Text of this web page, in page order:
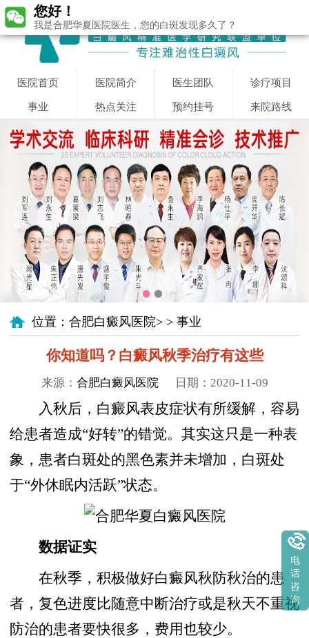
医院首页 医院简介 医生团队 诊疗项目
事业 热点关注 预约挂号 来院路线
位置：合肥白癜风医院> >事业
你知道吗？白癜风秋季治疗有这些
来源： 合肥白癜风医院日期：2020-11-09
入秋后，白癜风表皮症状有所缓解，容易
给患者造成“好转”的错觉。其实这只是一种表
象，患者白斑处的黑色素并未增加，白斑处
于“外休眠内活跃”状态。
数据证实
在秋季，积极做好白癜风秋防秋治的患
者，复色进度比随意中断治疗或是秋天不重视
防治的患者要快很多，费用也较少。
电
话
咨
询
您好！
我是合肥华夏医院医生，您的白斑发现多久了？